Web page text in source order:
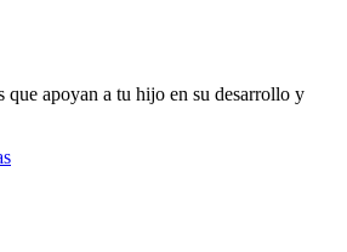
que apoyan a tu hijo en su desarrollo y